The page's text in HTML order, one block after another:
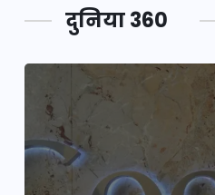
दुनिया 360